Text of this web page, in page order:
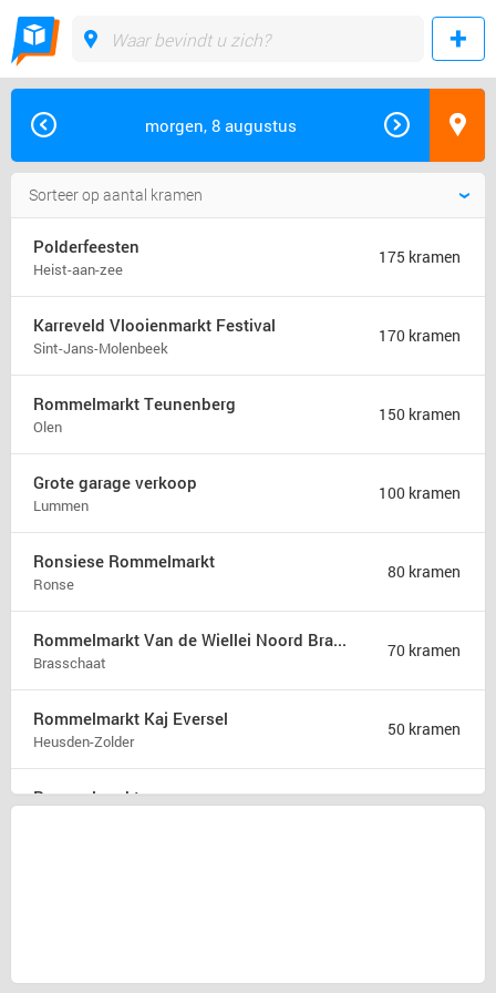
morgen, 8 augustus
Polderfeesten
Heist-aan-zee
175 kramen
Karreveld Vlooienmarkt Festival
Sint-Jans-Molenbeek
170 kramen
Rommelmarkt Teunenberg
Olen
150 kramen
Grote garage verkoop
Lummen
100 kramen
Ronsiese Rommelmarkt
Ronse
80 kramen
Rommelmarkt Van de Wiellei Noord Brasschaat
Brasschaat
70 kramen
Rommelmarkt Kaj Eversel
Heusden-Zolder
50 kramen
Rommelmarkt 35 kramen